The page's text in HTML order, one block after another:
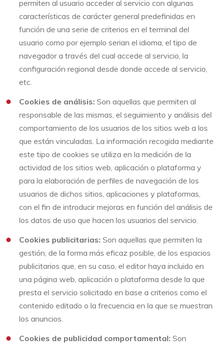
permiten al usuario acceder al servicio con algunas
características de carácter general predefinidas en
función de una serie de criterios en el terminal del
usuario como por ejemplo serian el idioma, el tipo de
navegador a través del cual accede al servicio, la
configuración regional desde donde accede al servicio,
etc.
Cookies de análisis: Son aquellas que permiten al
responsable de las mismas, el seguimiento y análisis del
comportamiento de los usuarios de los sitios web a los
que están vinculadas. La información recogida mediante
este tipo de cookies se utiliza en la medición de la
actividad de los sitios web, aplicación o plataforma y
para la elaboración de perfiles de navegación de los
usuarios de dichos sitios, aplicaciones y plataformas,
con el fin de introducir mejoras en función del análisis de
los datos de uso que hacen los usuarios del servicio.
Cookies publicitarias: Son aquellas que permiten la
gestión, de la forma más eficaz posible, de los espacios
publicitarios que, en su caso, el editor haya incluido en
una página web, aplicación o plataforma desde la que
presta el servicio solicitado en base a criterios como el
contenido editado o la frecuencia en la que se muestran
los anuncios.
Cookies de publicidad comportamental: Son